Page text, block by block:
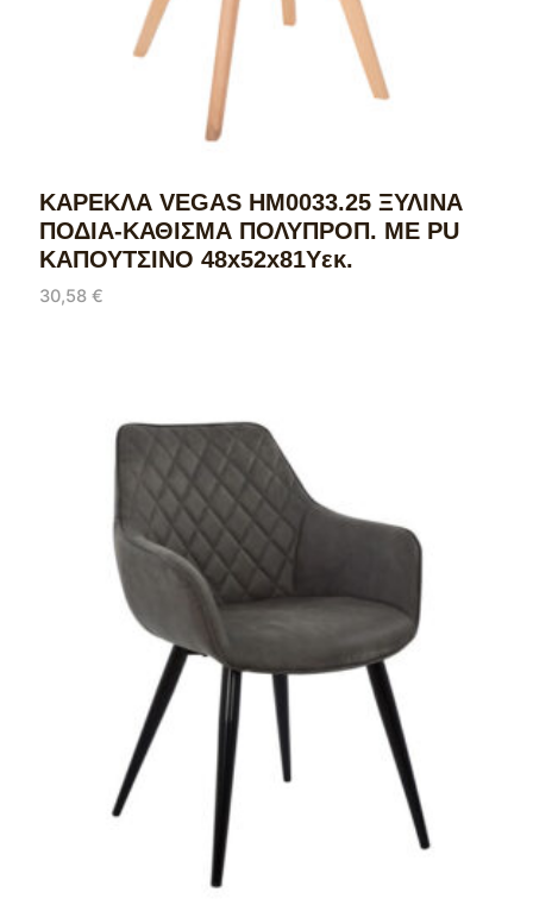
ΚΑΡΕΚΛΑ VEGAS HM0033.25 ΞΥΛΙΝΑ
ΠΟΔΙΑ-ΚΑΘΙΣΜΑ ΠΟΛΥΠΡΟΠ. ΜΕ PU
ΚΑΠΟΥΤΣΙΝΟ 48x52x81Υεκ.
30,58 €